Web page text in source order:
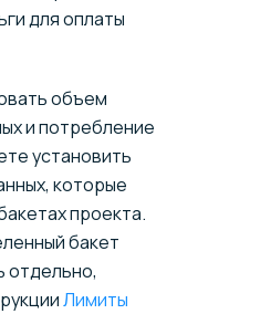
для оплаты
объем
и потребление
установить
которые
проекта.
бакет
отдельно,
Лимиты